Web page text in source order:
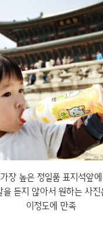
장 높은 정일품 표지석앞
을 듣지 않아서 원하는 사
이정도에 만족